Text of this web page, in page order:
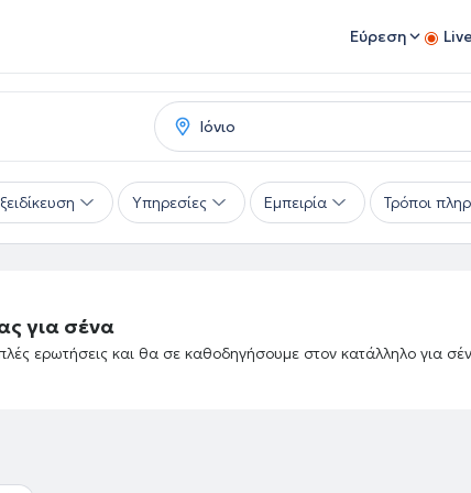
Εύρεση
Υπηρεσίες Εμπειρία Τρόποι
για σένα
ερωτήσεις και θα σε καθοδηγήσουμε στον κατάλληλο για